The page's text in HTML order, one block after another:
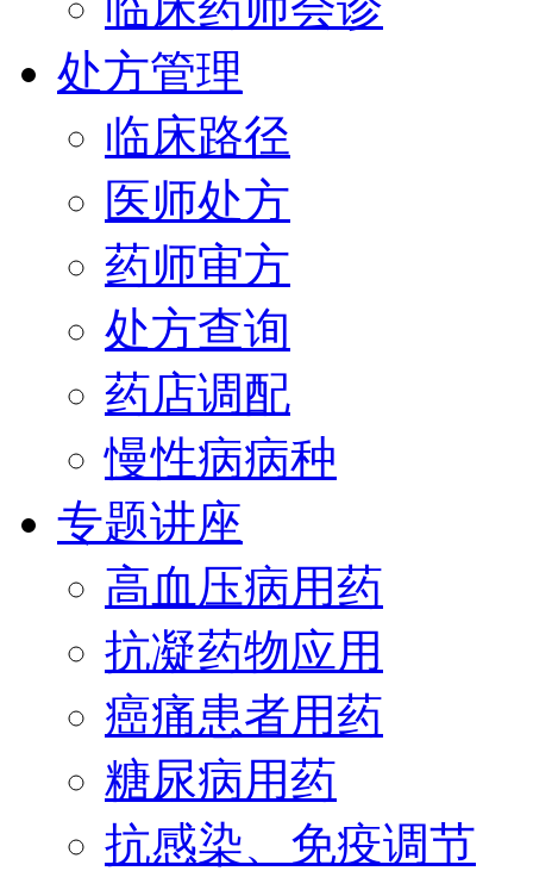
处方管理
临床路径
医师处方
药师审方
处方查询
药店调配
慢性病病种
专题讲座
高血压病用药
抗凝药物应用
癌痛患者用药
糖尿病用药
抗感染、免疫调节